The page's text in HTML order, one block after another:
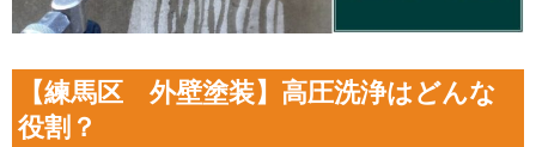
【練馬区 外壁塗装】高圧洗浄はどんな
役割？